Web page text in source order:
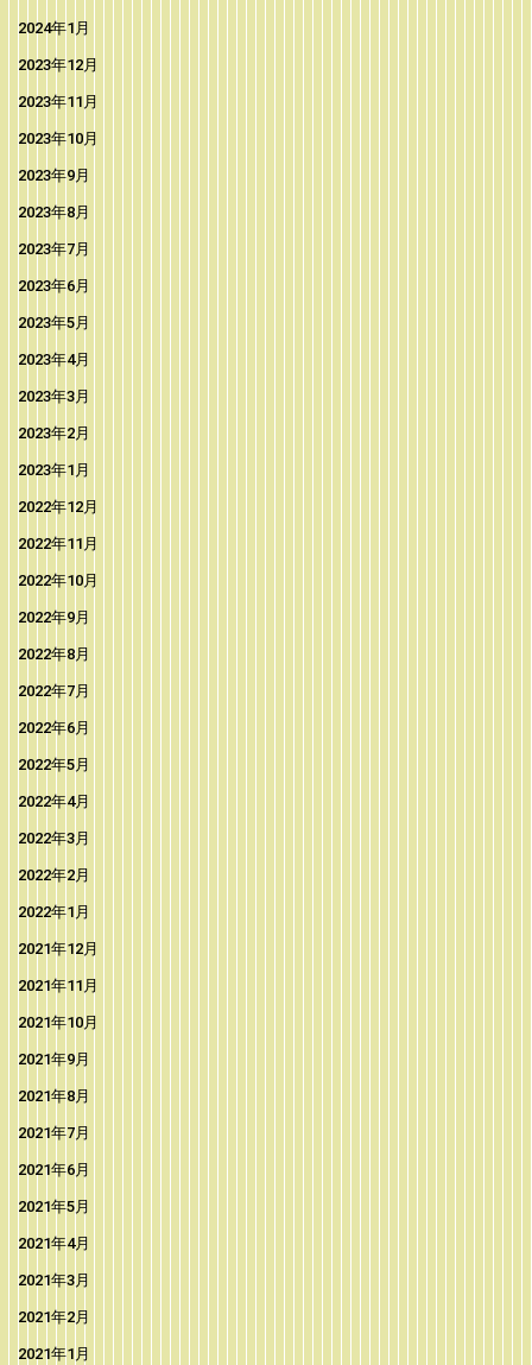
2024年1月
2023年12月
2023年11月
2023年10月
2023年9月
2023年8月
2023年7月
2023年6月
2023年5月
2023年4月
2023年3月
2023年2月
2023年1月
2022年12月
2022年11月
2022年10月
2022年9月
2022年8月
2022年7月
2022年6月
2022年5月
2022年4月
2022年3月
2022年2月
2022年1月
2021年12月
2021年11月
2021年10月
2021年9月
2021年8月
2021年7月
2021年6月
2021年5月
2021年4月
2021年3月
2021年2月
2021年1月